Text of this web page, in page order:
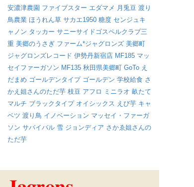
安濃津農園 ファイブスター エダマメ 月兎豆 渡り
鳥農業 ほうれん草 サカエ1950 糖度 センジュキ
ャノン タッカー サニーサイドゴスペルクラブ三
重 美郷のうさぎ ファーム*ジャグロンズ 美郷町
ジャグロンズレコード 伊勢丹新宿店 MF185 マッ
セイファーガソン MF135 秋田県美郷町 GoTo え
だまめ ゴールデンタイプ ゴールデン 学校給食 さ
かえ姐さんのただ芋 枝豆 アフロ ミニラオ 畝たて
マルチ ブラックタイプ オイシックス えび芋 キャ
ベツ 渡り鳥 イノベーション マッセイ・ファーガ
ソン サバイバル 雪 ジョンディア さかゑ姐さんの
ただ芋